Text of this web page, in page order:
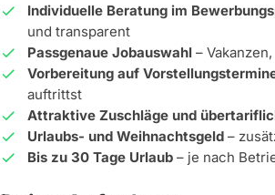
Individuelle Beratung im
und transparent
Passgenaue Jobauswahl –
Vorbereitung auf
auftrittst
Attraktive Zuschläge und
Urlaubs- und Weihnachtsgeld –
Bis zu 30 Tage Urlaub – je nach